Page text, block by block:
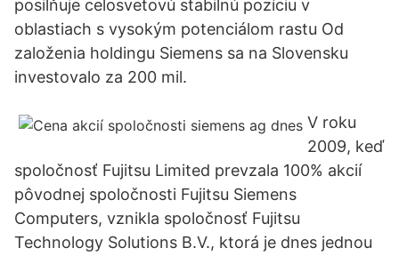
posilňuje celosvetovú stabilnú pozíciu v
oblastiach s vysokým potenciálom rastu Od
založenia holdingu Siemens sa na Slovensku
investovalo za 200 mil.
V roku
2009, keď
spoločnosť Fujitsu Limited prevzala 100% akcií
pôvodnej spoločnosti Fujitsu Siemens
Computers, vznikla spoločnosť Fujitsu
Technology Solutions B.V., ktorá je dnes jednou